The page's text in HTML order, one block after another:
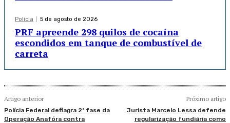
Policia 5 de agosto de 2026
PRF apreende 298 quilos de cocaína
escondidos em tanque de combustível de
carreta
Artigo anterior
Polícia Federal deflagra 2ª fase da
Operação Anafóra contra
Próximo artigo
Jurista Marcelo Lessa defende
regularização fundiária como